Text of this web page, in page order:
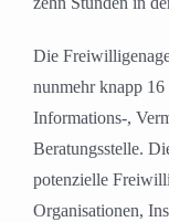
Die
nunmehr knapp 16
Informations-,
Beratungsstelle.
potenzielle
Organisationen,